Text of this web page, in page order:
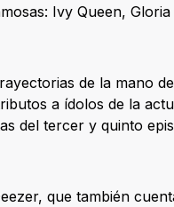
Ivy Queen,
de la mano
a ídolos de la
del tercer y quinto
que también